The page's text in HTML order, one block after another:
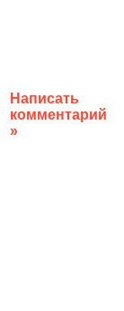
Написать
комментарий
»